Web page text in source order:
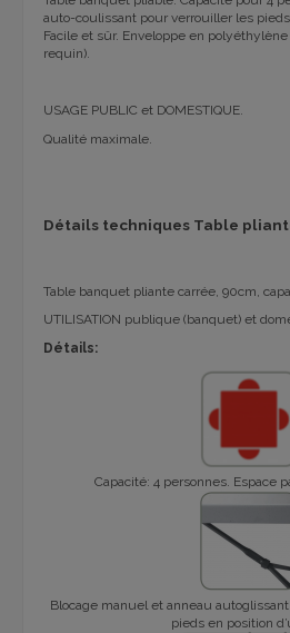
auto-coulissant pour verrouiller les
Facile et sûr. Enveloppe en
requin).
USAGE PUBLIC et DOMESTIQUE.
Qualité maximale.
Détails techniques Table
Table banquet pliante carrée, 90cm,
UTILISATION publique (banquet) et
Détails:
Capacité: 4 personnes. Espace
Blocage manuel et anneau
pieds en position